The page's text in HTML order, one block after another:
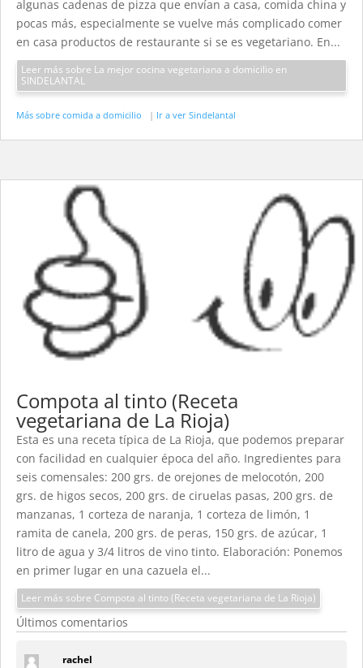
algunas cadenas de pizza que envían a casa, comida china y
pocas más, especialmente se vuelve más complicado comer
en casa productos de restaurante si se es vegetariano. En...
Leer más sobre La mejor cocina vegetariana a domicilio en
SINDELANTAL
Más sobre comida a domicilio | Ir a ver Sindelantal
Compota al tinto (Receta
vegetariana de La Rioja)
Esta es una receta típica de La Rioja, que podemos preparar
con facilidad en cualquier época del año. Ingredientes para
seis comensales: 200 grs. de orejones de melocotón, 200
grs. de higos secos, 200 grs. de ciruelas pasas, 200 grs. de
manzanas, 1 corteza de naranja, 1 corteza de limón, 1
ramita de canela, 200 grs. de peras, 150 grs. de azúcar, 1
litro de agua y 3/4 litros de vino tinto. Elaboración: Ponemos
en primer lugar en una cazuela el...
Leer más sobre Compota al tinto (Receta vegetariana de La Rioja)
Últimos comentarios
rachel